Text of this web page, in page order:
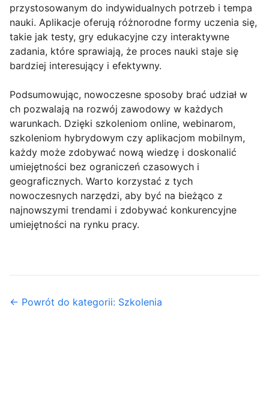
przystosowanym do indywidualnych potrzeb i tempa
nauki. Aplikacje oferują różnorodne formy uczenia się,
takie jak testy, gry edukacyjne czy interaktywne
zadania, które sprawiają, że proces nauki staje się
bardziej interesujący i efektywny.
Podsumowując, nowoczesne sposoby brać udział w
ch pozwalają na rozwój zawodowy w każdych
warunkach. Dzięki szkoleniom online, webinarom,
szkoleniom hybrydowym czy aplikacjom mobilnym,
każdy może zdobywać nową wiedzę i doskonalić
umiejętności bez ograniczeń czasowych i
geograficznych. Warto korzystać z tych
nowoczesnych narzędzi, aby być na bieżąco z
najnowszymi trendami i zdobywać konkurencyjne
umiejętności na rynku pracy.
← Powrót do kategorii: Szkolenia